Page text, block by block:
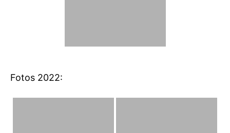
Fotos 2022: